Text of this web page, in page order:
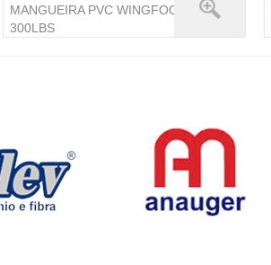
MANGUEIRA PVC WINGFOOT
300LBS